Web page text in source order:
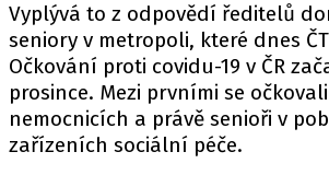
Vyplývá to z odpovědí ředitelů
seniory v metropoli, které dnes
Očkování proti covidu-19 v ČR
prosince. Mezi prvními se
nemocnicích a právě senioři v
zařízeních sociální péče.